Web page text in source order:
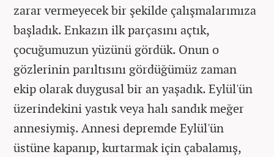
zarar vermeyecek bir şekilde çalışmalarımıza
başladık. Enkazın ilk parçasını açtık,
çocuğumuzun yüzünü gördük. Onun o
gözlerinin parıltısını gördüğümüz zaman
ekip olarak duygusal bir an yaşadık. Eylül'ün
üzerindekini yastık veya halı sandık meğer
annesiymiş. Annesi depremde Eylül'ün
üstüne kapanıp, kurtarmak için çabalamış,